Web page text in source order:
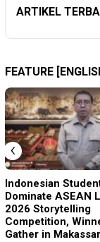
ARTIKEL
FEATURE
Indonesian
Dominate ASEAN
2026 Storytelling
Competition,
Gather in Makassar
‹